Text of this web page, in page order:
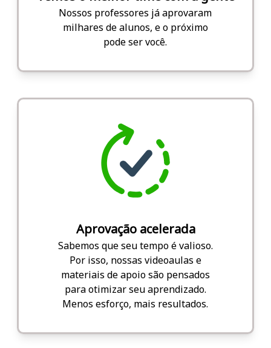
Nossos professores já aprovaram
milhares de alunos, e o próximo
pode ser você.
Aprovação acelerada
Sabemos que seu tempo é valioso.
Por isso, nossas videoaulas e
materiais de apoio são pensados
para otimizar seu aprendizado.
Menos esforço, mais resultados.